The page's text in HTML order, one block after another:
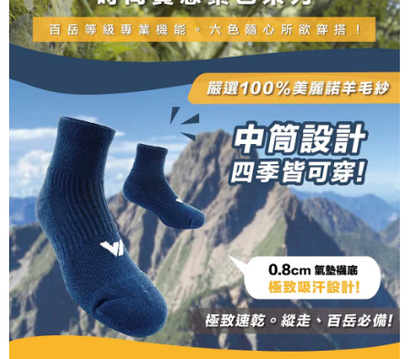
membolehkan pengguna membeli produk atau perkhidmatan melalui
perkhidmatan ini semasa transaksi, dan kedai akan menyerahkan hak
tuntutan harga jual/beli ansuran kepada syarikat ini untuk membayar bil
menggunakan bil syarikat ini.
2. Berdasarkan tujuan kontrak persetujuan pembayaran menggunakan
"Pembayaran Ansuran Gogo", kedai akan memberikan maklumat peribadi
anda (termasuk nama, telefon atau alamat) kepada Taiwan Mobile untuk
pengumpulan, pemprosesan dan penggunaan, untuk pengesahan,
semakan dan pembetulan data yang diperlukan untuk bil ansuran oleh
Taiwan Mobile.
3. Sila baca syarat perkhidmatan pengguna secara lengkap melalui
pautan berikut: https://oppay.tw/userRule